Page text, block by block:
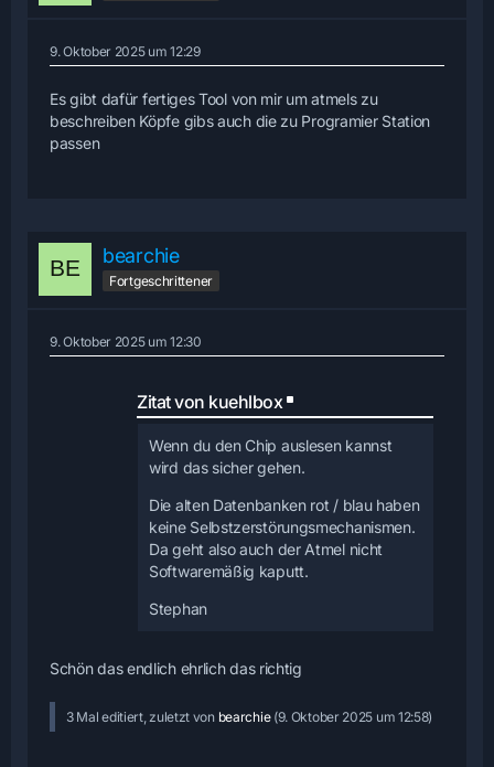
9. Oktober 2025 um 12:29
Es gibt dafür fertiges Tool von mir um atmels zu
beschreiben Köpfe gibs auch die zu Programier Station
passen
bearchie
Fortgeschrittener
9. Oktober 2025 um 12:30
Zitat von kuehlbox
Wenn du den Chip auslesen kannst
wird das sicher gehen.
Die alten Datenbanken rot / blau haben
keine Selbstzerstörungsmechanismen.
Da geht also auch der Atmel nicht
Softwaremäßig kaputt.
Stephan
Schön das endlich ehrlich das richtig
3 Mal editiert, zuletzt von bearchie(9. Oktober 2025 um 12:58)